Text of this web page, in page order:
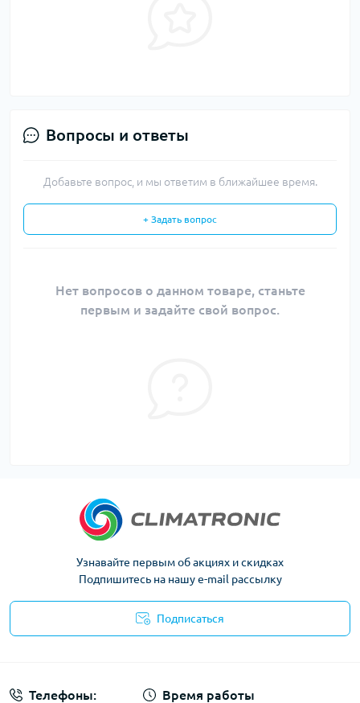
Вопросы и ответы
Добавьте вопрос, и мы ответим в ближайшее время.
+ Задать вопрос
Нет вопросов о данном товаре, станьте
первым и задайте свой вопрос.
Узнавайте первым об акциях и скидках
Подпишитесь на нашу e-mail рассылку
Подписаться
Телефоны: Время работы